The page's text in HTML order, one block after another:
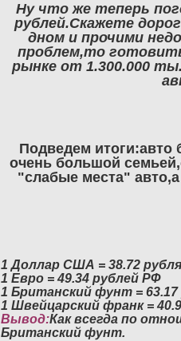
Ну что же теперь
рублей.Скажете
дном и прочими
проблем,то
рынке от 1.300.000
Подведем итоги:авто
очень большой
"слабые места"
1 Доллар США = 38.72
1 Евро = 49.34 рублей РФ
1 Британский фунт =
1 Швейцарский франк =
Вывод:Как всегда по
Британский фунт.